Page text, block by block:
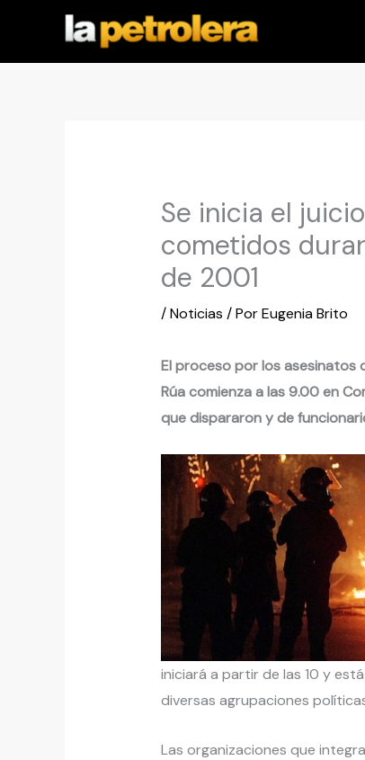
contenido
Se inicia el
cometidos
de 2001
/Noticias / PorEugenia Brito
El proceso por los asesinatos
Rúa comienza a las 9.00 en
que dispararon y de
iniciará a partir de las 10 y
diversas agrupaciones
Las organizaciones que